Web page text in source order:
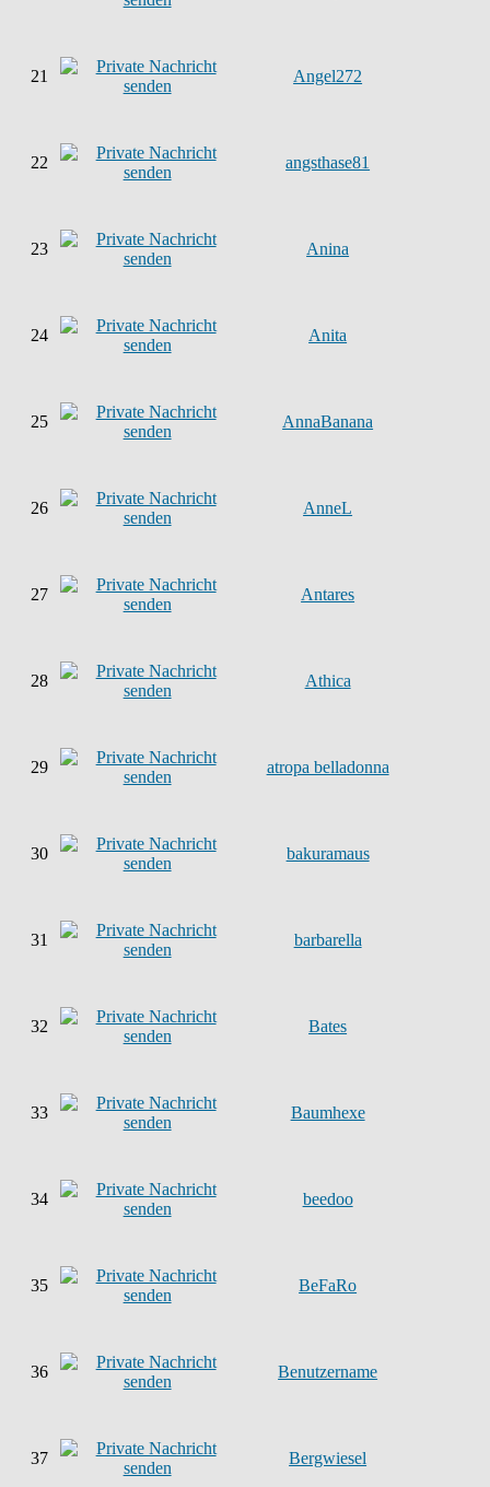
21 Angel272
22 angsthase81
23 Anina
24 Anita
25 AnnaBanana
26 AnneL
27 Antares
28 Athica
29 atropa belladonna
30 bakuramaus
31 barbarella
32 Bates
33 Baumhexe
34 beedoo
35 BeFaRo
36 Benutzername
37 Bergwiesel